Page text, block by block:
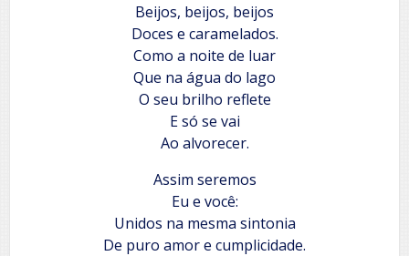
Beijos, beijos, beijos
Doces e caramelados.
Como a noite de luar
Que na água do lago
O seu brilho reflete
E só se vai
Ao alvorecer.
Assim seremos
Eu e você:
Unidos na mesma sintonia
De puro amor e cumplicidade.